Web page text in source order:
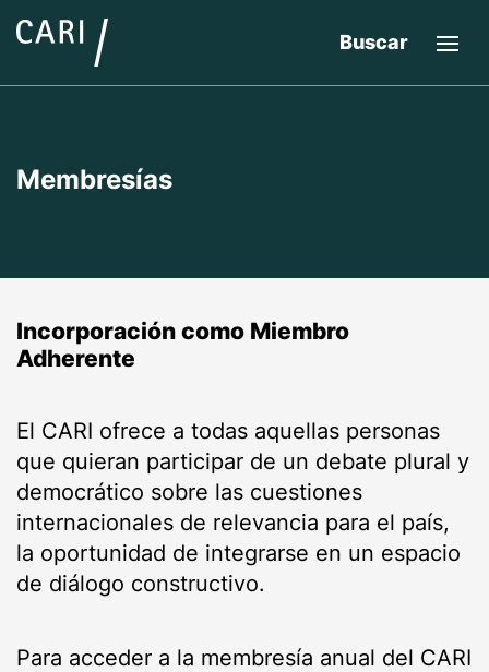
Buscar
Membresías
Incorporación como Miembro
Adherente
El CARI ofrece a todas aquellas personas
que quieran participar de un debate plural y
democrático sobre las cuestiones
internacionales de relevancia para el país,
la oportunidad de integrarse en un espacio
de diálogo constructivo.
Para acceder a la membresía anual del CARI